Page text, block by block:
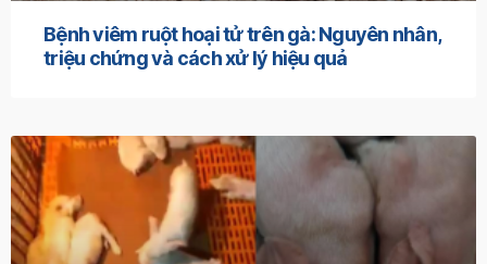
Bệnh viêm ruột hoại tử trên gà: Nguyên nhân,
triệu chứng và cách xử lý hiệu quả